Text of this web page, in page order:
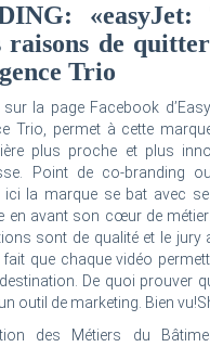
«easyJet:
raisons de
Trio
sur la page Facebook
Trio, permet à cette
plus proche et plus
Point de co-branding
ici la marque se bat avec
en avant son cœur de
sont de qualité et le jury
fait que chaque vidéo
De quoi prouver
outil de marketing. Bien
des Métiers du